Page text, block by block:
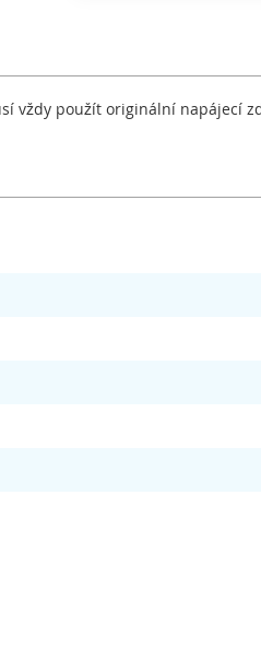
vždy použít originální napájecí